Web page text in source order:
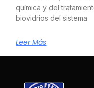
química y del
biovidrios del sistema
Leer Más